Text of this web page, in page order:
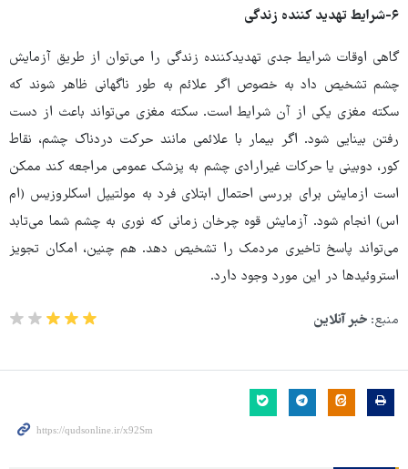
۶-شرایط تهدید کننده زندگی
گاهی اوقات شرایط جدی تهدیدکننده زندگی را می‌توان از طریق آزمایش
چشم تشخیص داد به خصوص اگر علائم به طور ناگهانی ظاهر شوند که
سکته مغزی یکی از آن شرایط است. سکته مغزی می‌تواند باعث از دست
رفتن بینایی شود. اگر بیمار با علائمی مانند حرکت دردناک چشم، نقاط
کور، دوبینی یا حرکات غیرارادی چشم به پزشک عمومی مراجعه کند ممکن
است ازمایش برای بررسی احتمال ابتلای فرد به مولتیپل اسکلروزیس (ام
اس) انجام شود. آزمایش قوه چرخان زمانی که نوری به چشم شما می‌تابد
می‌تواند پاسخ تاخیری مردمک را تشخیص دهد. هم چنین، امکان تجویز
استروئیدها در این مورد وجود دارد.
منبع: خبر آنلاین